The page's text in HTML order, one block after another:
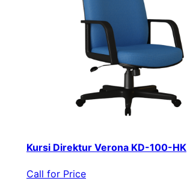
Kursi Direktur Verona KD-100-HK
Call for Price